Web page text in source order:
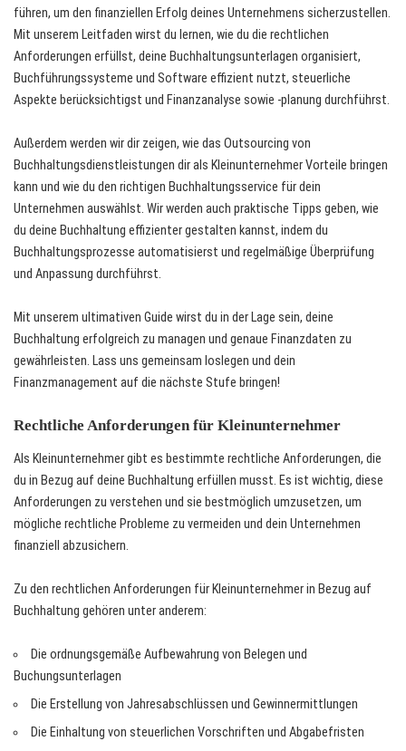
führen, um den finanziellen Erfolg deines Unternehmens sicherzustellen.
Mit unserem Leitfaden wirst du lernen, wie du die rechtlichen
Anforderungen erfüllst, deine Buchhaltungsunterlagen organisiert,
Buchführungssysteme und Software effizient nutzt, steuerliche
Aspekte berücksichtigst und Finanzanalyse sowie -planung durchführst.
Außerdem werden wir dir zeigen, wie das Outsourcing von
Buchhaltungsdienstleistungen dir als Kleinunternehmer Vorteile bringen
kann und wie du den richtigen Buchhaltungsservice für dein
Unternehmen auswählst. Wir werden auch praktische Tipps geben, wie
du deine Buchhaltung effizienter gestalten kannst, indem du
Buchhaltungsprozesse automatisierst und regelmäßige Überprüfung
und Anpassung durchführst.
Mit unserem ultimativen Guide wirst du in der Lage sein, deine
Buchhaltung erfolgreich zu managen und genaue Finanzdaten zu
gewährleisten. Lass uns gemeinsam loslegen und dein
Finanzmanagement auf die nächste Stufe bringen!
Rechtliche Anforderungen für Kleinunternehmer
Als Kleinunternehmer gibt es bestimmte rechtliche Anforderungen, die
du in Bezug auf deine Buchhaltung erfüllen musst. Es ist wichtig, diese
Anforderungen zu verstehen und sie bestmöglich umzusetzen, um
mögliche rechtliche Probleme zu vermeiden und dein Unternehmen
finanziell abzusichern.
Zu den rechtlichen Anforderungen für Kleinunternehmer in Bezug auf
Buchhaltung gehören unter anderem:
Die ordnungsgemäße Aufbewahrung von Belegen und
Buchungsunterlagen
Die Erstellung von Jahresabschlüssen und Gewinnermittlungen
Die Einhaltung von steuerlichen Vorschriften und Abgabefristen